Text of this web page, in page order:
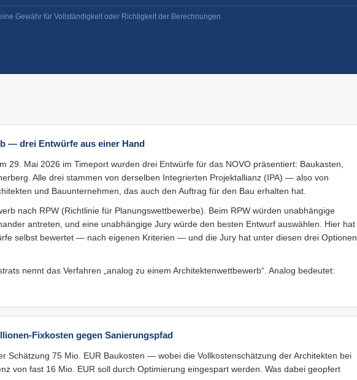
Gewähr für Vollständigkeit oder Richtigkeit der Berechnungen
— drei Entwürfe aus einer Hand
29. Mai 2026 im Timeport wurden drei Entwürfe für das NOVO präsentiert: Baukasten,
Alle drei stammen von derselben Integrierten Projektallianz (IPA) — also von
und Bauunternehmen, das auch den Auftrag für den Bau erhalten hat.
nach RPW (Richtlinie für Planungswettbewerbe). Beim RPW würden unabhängige
antreten, und eine unabhängige Jury würde den besten Entwurf auswählen. Hier hat
selbst bewertet — nach eigenen Kriterien — und die Jury hat unter diesen drei Optionen
nennt das Verfahren „analog zu einem Architektenwettbewerb“. Analog bedeutet:
Fixkosten gegen Sanierungspfad
Schätzung 75 Mio. EUR Baukosten — wobei die Vollkostenschätzung der Architekten bei
von fast 16 Mio. EUR soll durch Optimierung eingespart werden. Was dabei geopfert